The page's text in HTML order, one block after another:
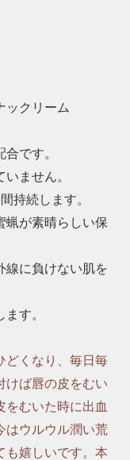
ックリーム
です。
ません。
持続します。
蝋が素晴らしい保
線に負けない肌を
す。
どくなり、毎日毎
けば唇の皮をむい
をむいた時に出血
はウルウル潤い荒
も嬉しいです。本